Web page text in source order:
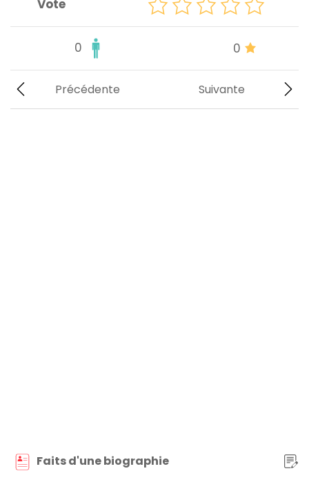
Vote
0 0
Suivante
Précédente
Faits d'une biographie